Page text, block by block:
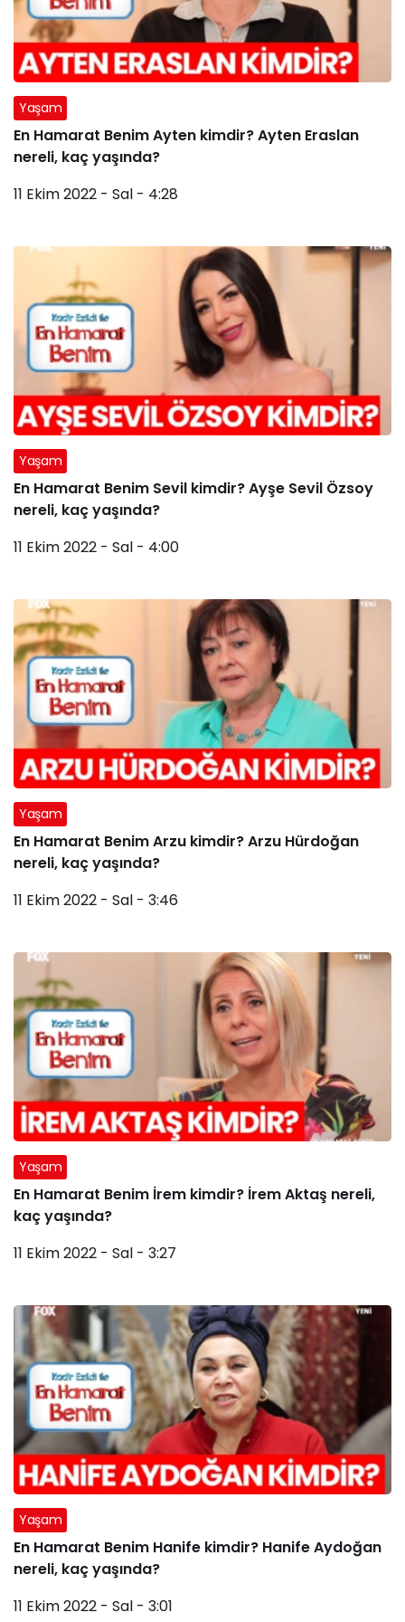
Yaşam
En Hamarat Benim Ayten kimdir? Ayten Eraslan
nereli, kaç yaşında?
11 Ekim 2022 - Sal - 4:28
Yaşam
En Hamarat Benim Sevil kimdir? Ayşe Sevil Özsoy
nereli, kaç yaşında?
11 Ekim 2022 - Sal - 4:00
Yaşam
En Hamarat Benim Arzu kimdir? Arzu Hürdoğan
nereli, kaç yaşında?
11 Ekim 2022 - Sal - 3:46
Yaşam
En Hamarat Benim İrem kimdir? İrem Aktaş nereli,
kaç yaşında?
11 Ekim 2022 - Sal - 3:27
Yaşam
En Hamarat Benim Hanife kimdir? Hanife Aydoğan
nereli, kaç yaşında?
11 Ekim 2022 - Sal - 3:01